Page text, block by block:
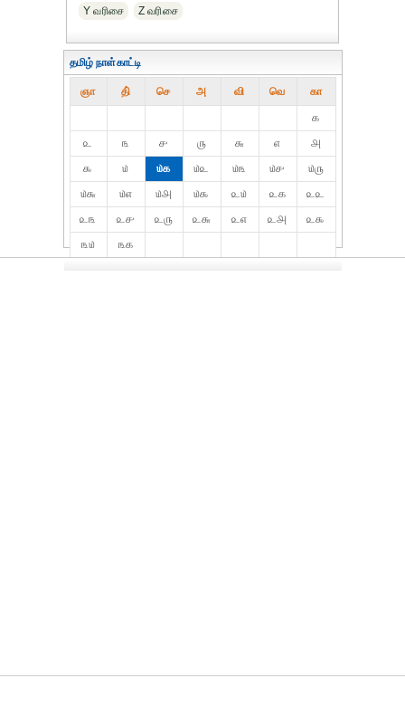
Y வரிசை Z வரிசை
தமிழ் நாள்காட்டி
ஞா தி் செ அ வி வெ கா
௧
௨
௩ ௪ ௫ ௬ ௭
௮
௯
௰ ௰௧ ௰௨ ௰௩ ௰௪
௰௫
௰௬
௰௭ ௰௮ ௰௯ ௨௰ ௨௧
௨௨
௨௩
௨௪ ௨௫ ௨௬ ௨௭ ௨௮
௨௯
௩௰
௩௧